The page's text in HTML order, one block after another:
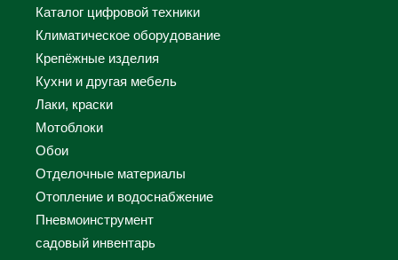
Каталог цифровой техники
Климатическое оборудование
Крепёжные изделия
Кухни и другая мебель
Лаки, краски
Мотоблоки
Обои
Отделочные материалы
Отопление и водоснабжение
Пневмоинструмент
садовый инвентарь